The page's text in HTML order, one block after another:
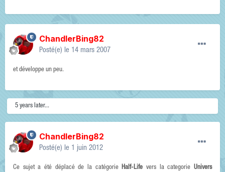
ChandlerBing82
Posté(e) le 14 mars 2007
et développe un peu.
5 years later...
ChandlerBing82
Posté(e) le 1 juin 2012
Ce sujet a été déplacé de la catégorieHalf-Life vers la categorieUnivers